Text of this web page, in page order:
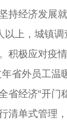
持经济发展
上，城镇
积极应对疫
省外员工温
省经济“开门
清单式管理